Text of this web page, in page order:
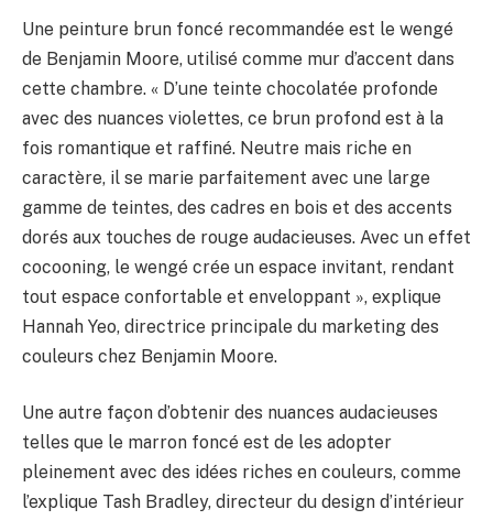
Une peinture brun foncé recommandée est le wengé
de Benjamin Moore, utilisé comme mur d’accent dans
cette chambre. « D’une teinte chocolatée profonde
avec des nuances violettes, ce brun profond est à la
fois romantique et raffiné. Neutre mais riche en
caractère, il se marie parfaitement avec une large
gamme de teintes, des cadres en bois et des accents
dorés aux touches de rouge audacieuses. Avec un effet
cocooning, le wengé crée un espace invitant, rendant
tout espace confortable et enveloppant », explique
Hannah Yeo, directrice principale du marketing des
couleurs chez Benjamin Moore.
Une autre façon d’obtenir des nuances audacieuses
telles que le marron foncé est de les adopter
pleinement avec des idées riches en couleurs, comme
l’explique Tash Bradley, directeur du design d’intérieur